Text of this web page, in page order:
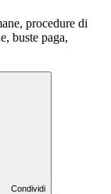
procedure di
buste paga,
Condividi